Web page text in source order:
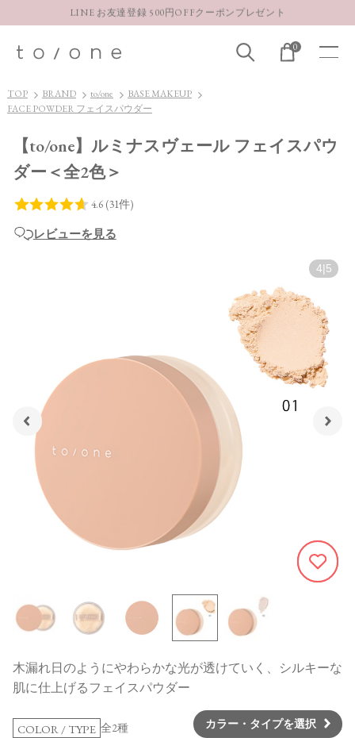
LINE お友達登録 500円OFFクーポンプレゼント
お得な定期購入コースはこちら
LINE お友達登録 500円OFFクーポンプレゼント
0
TOP BRAND to/one
BASE MAKEUP
FACE POWDER フェイスパウダー
【to/one】ルミナスヴェール フェイスパウ
ダー＜全2色＞
レビューを見る
4 5
674
木漏れ日のようにやわらかな光が透けていく、シルキーな
肌に仕上げるフェイスパウダー
COLOR / TYPE 全2種 カラー・タイプを選択